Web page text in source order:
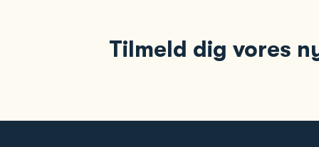
Tilmeld dig vores